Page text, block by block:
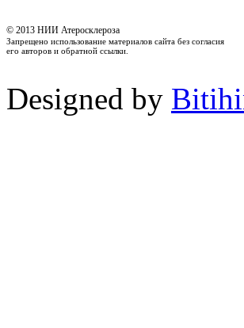
© 2013 НИИ Атеросклероза
Запрещено использование материалов сайта без согласия
его авторов и обратной ссылки.
Designed by